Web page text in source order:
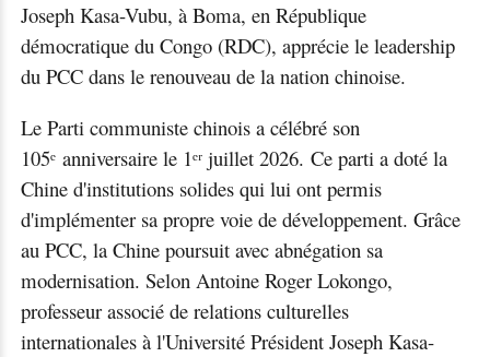
Joseph Kasa-Vubu, à Boma, en République
démocratique du Congo (RDC), apprécie le leadership
du PCC dans le renouveau de la nation chinoise.
Le Parti communiste chinois a célébré son
105ᵉ anniversaire le 1ᵉʳ juillet 2026. Ce parti a doté la
Chine d'institutions solides qui lui ont permis
d'implémenter sa propre voie de développement. Grâce
au PCC, la Chine poursuit avec abnégation sa
modernisation. Selon Antoine Roger Lokongo,
professeur associé de relations culturelles
internationales à l'Université Président Joseph Kasa-